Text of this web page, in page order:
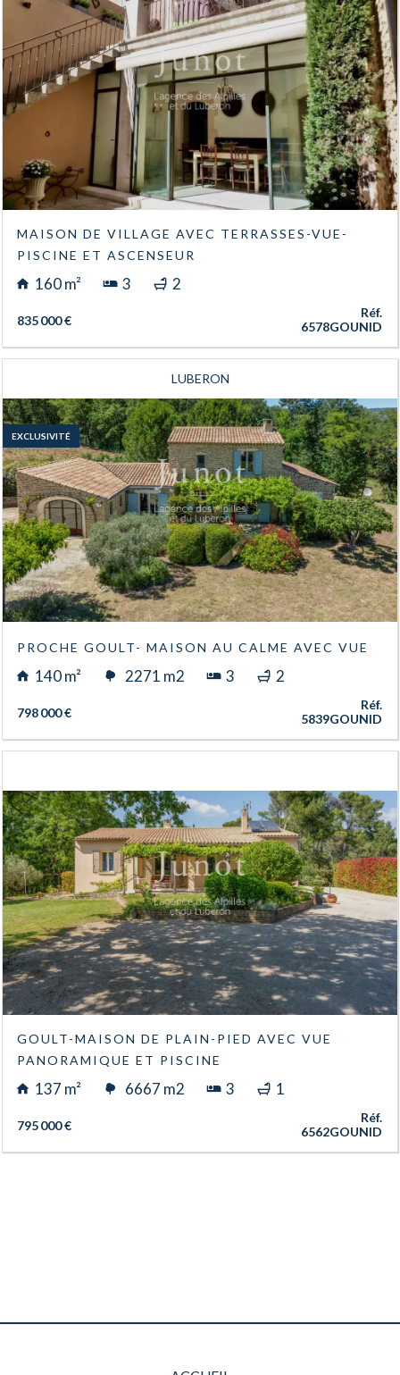
MAISON DE VILLAGE AVEC TERRASSES-VUE-
PISCINE ET ASCENSEUR
160 m² 3 2
835 000 €
Réf.
6578GOUNID
LUBERON
PROCHE GOULT- MAISON AU CALME AVEC VUE
140 m² 2271 m2 3 2
798 000 €
Réf.
5839GOUNID
EXCLUSIVITÉ
GOULT-MAISON DE PLAIN-PIED AVEC VUE
PANORAMIQUE ET PISCINE
137 m² 6667 m2 3 1
795 000 €
Réf.
6562GOUNID